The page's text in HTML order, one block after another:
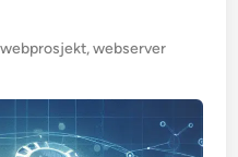
webprosjekt,webserver